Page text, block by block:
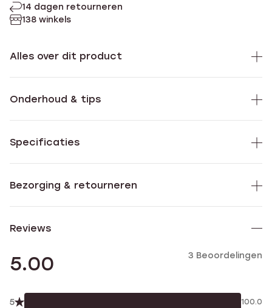
14 dagen retourneren
138 winkels
Alles over dit product
Onderhoud & tips
Specificaties
Bezorging & retourneren
Reviews
5.00 3 Beoordelingen
5 100.0%